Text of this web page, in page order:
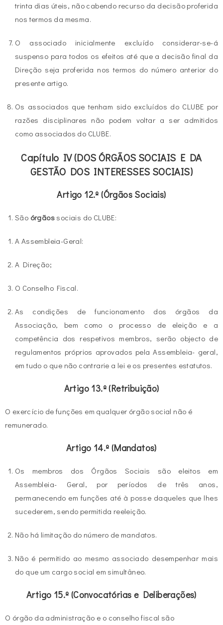
trinta dias úteis, não cabendo recurso da decisão proferida
nos termos da mesma.
O associado inicialmente excluído considerar-se-á
suspenso para todos os efeitos até que a decisão final da
Direção seja proferida nos termos do número anterior do
presente artigo.
Os associados que tenham sido excluídos do CLUBE por
razões disciplinares não podem voltar a ser admitidos
como associados do CLUBE.
Capítulo IV (DOS ÓRGÃOS SOCIAIS E DA
GESTÃO DOS INTERESSES SOCIAIS)
Artigo 12.º (Órgãos Sociais)
São órgãossociais do CLUBE:
A Assembleia-Geral:
A Direção;
O Conselho Fiscal.
As condições de funcionamento dos órgãos da
Associação, bem como o processo de eleição e a
competência dos respetivos membros, serão objecto de
regulamentos próprios aprovados pela Assembleia- geral,
em tudo o que não contrarie a lei e os presentes estatutos.
Artigo 13.º (Retribuição)
O exercício de funções em qualquer órgão social não é
remunerado.
Artigo 14.º (Mandatos)
Os membros dos Órgãos Sociais são eleitos em
Assembleia- Geral, por períodos de três anos,
permanecendo em funções até à posse daqueles que lhes
sucederem, sendo permitida reeleição.
Não há limitação do número de mandatos.
Não é permitido ao mesmo associado desempenhar mais
do que um cargo social em simultâneo.
Artigo 15.º (Convocatórias e Deliberações)
O órgão da administração e o conselho fiscal são